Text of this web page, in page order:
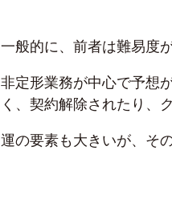
一般的に、前者は難易度が
非定形業務が中心で予想
く、契約解除されたり、
運の要素も大きいが、そ